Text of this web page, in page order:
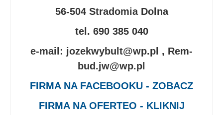
56-504 Stradomia Dolna
tel. 690 385 040
e-mail: jozekwybult@wp.pl , Rem-
bud.jw@wp.pl
FIRMA NA FACEBOOKU - ZOBACZ
FIRMA NA OFERTEO - KLIKNIJ